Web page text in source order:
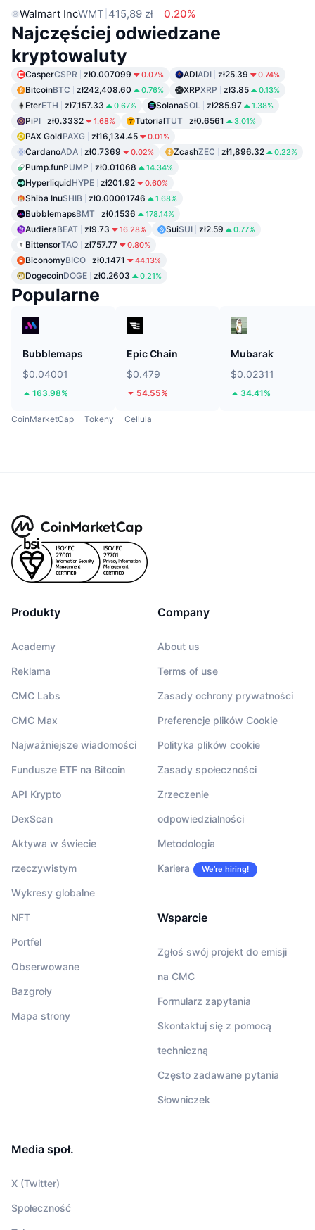
Walmart IncWMT 415,89 zł 0.20%
Najczęściej odwiedzane
kryptowaluty
CasperCSPR zł0.007099 0.07% ADIADI zł25.39 0.74%
BitcoinBTC zł242,408.60 0.76% XRPXRP zł3.85 0.13%
EterETH zł7,157.33 0.67% SolanaSOL zł285.97 1.38%
PiPI zł0.3332 1.68% TutorialTUT zł0.6561 3.01%
PAX GoldPAXG zł16,134.45 0.01%
CardanoADA zł0.7369 0.02% ZcashZEC zł1,896.32 0.22%
Pump.funPUMP zł0.01068 14.34%
HyperliquidHYPE zł201.92 0.60%
Shiba InuSHIB zł0.00001746 1.68%
BubblemapsBMT zł0.1536 178.14%
AudieraBEAT zł9.73 16.28% SuiSUI zł2.59 0.77%
BittensorTAO zł757.77 0.80%
BiconomyBICO zł0.1471 44.13%
DogecoinDOGE zł0.2603 0.21%
Popularne
Bubblemaps
$0.04001
163.98%
Epic Chain
$0.479
54.55%
Mubarak
$0.02311
34.41%
CoinMarketCap Tokeny Cellula
Produkty
Academy
Reklama
CMC Labs
CMC Max
Najważniejsze wiadomości
Fundusze ETF na Bitcoin
API Krypto
DexScan
Aktywa w świecie
rzeczywistym
Wykresy globalne
NFT
Portfel
Obserwowane
Bazgroły
Mapa strony
Company
About us
Terms of use
Zasady ochrony prywatności
Preferencje plików Cookie
Polityka plików cookie
Zasady społeczności
Zrzeczenie
odpowiedzialności
Metodologia
Kariera We’re hiring!
Wsparcie
Zgłoś swój projekt do emisji
na CMC
Formularz zapytania
Skontaktuj się z pomocą
techniczną
Często zadawane pytania
Słowniczek
Media społ.
X (Twitter)
Społeczność